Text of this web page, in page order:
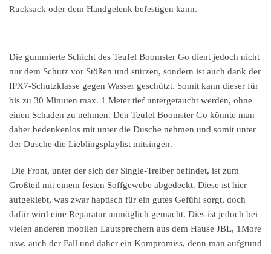
Rucksack oder dem Handgelenk befestigen kann.
Die gummierte Schicht des Teufel Boomster Go dient jedoch nicht
nur dem Schutz vor Stößen und stürzen, sondern ist auch dank der
IPX7-Schutzklasse gegen Wasser geschützt. Somit kann dieser für
bis zu 30 Minuten max. 1 Meter tief untergetaucht werden, ohne
einen Schaden zu nehmen. Den Teufel Boomster Go könnte man
daher bedenkenlos mit unter die Dusche nehmen und somit unter
der Dusche die Lieblingsplaylist mitsingen.
Die Front, unter der sich der Single-Treiber befindet, ist zum
Großteil mit einem festen Soffgewebe abgedeckt. Diese ist hier
aufgeklebt, was zwar haptisch für ein gutes Gefühl sorgt, doch
dafür wird eine Reparatur unmöglich gemacht. Dies ist jedoch bei
vielen anderen mobilen Lautsprechern aus dem Hause JBL, 1More
usw. auch der Fall und daher ein Kompromiss, denn man aufgrund